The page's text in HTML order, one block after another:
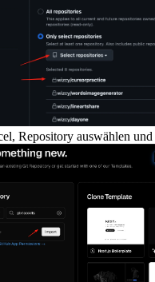
Repository auswählen